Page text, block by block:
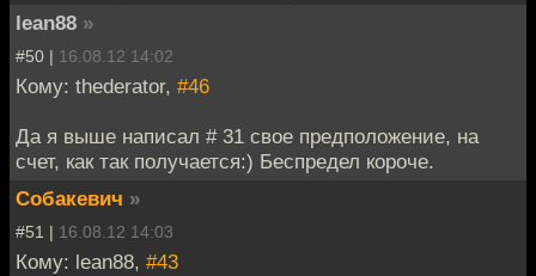
lean88 »
#50 | 16.08.12 14:02
Кому: thederator, #46
Да я выше написал # 31 свое предположение, на
счет, как так получается:) Беспредел короче.
Собакевич »
#51 | 16.08.12 14:03
Кому: lean88, #43